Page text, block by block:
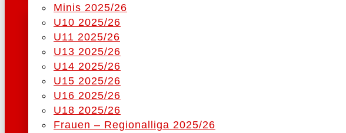
Minis 2025/26
U10 2025/26
U11 2025/26
U13 2025/26
U14 2025/26
U15 2025/26
U16 2025/26
U18 2025/26
Frauen – Regionalliga 2025/26